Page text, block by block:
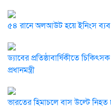
৫৪ রানে অলআউট হয়ে ইনিংস
ড্যাবের প্রতিষ্ঠাবার্ষিকীতে
প্রধানমন্ত্রী
ভারতের হিমাচলে বাস উল্টে